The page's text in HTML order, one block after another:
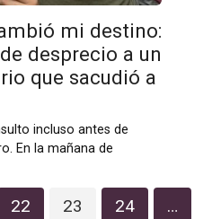
mi destino:
desprecio a un
que sacudió a
incluso antes de
En la mañana de
22 23 24
…